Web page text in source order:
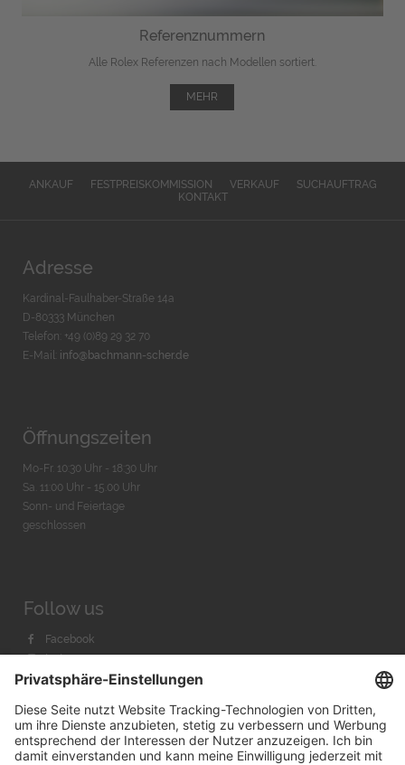
Referenznummern
Alle Rolex Referenzen nach Modellen sortiert.
MEHR
ANKAUF FESTPREISKOMMISSION VERKAUF
SUCHAUFTRAG
KONTAKT
Adresse
Kardinal-Faulhaber-Straße 14a
D-80333 München
Telefon: +49 (0)89 29 32 70
E-Mail: info@bachmann-scher.de
Öffnungszeiten
Mo-Fr. 10:30 Uhr - 18:30 Uhr
Sa. 11:00 Uhr - 15.00 Uhr
Sonn- und Feiertage
geschlossen
Follow us
Facebook
Instagram
Youtube